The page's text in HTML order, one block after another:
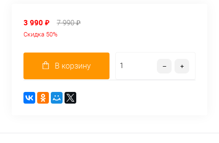
3 990 ₽ 7 990 ₽
Скидка 50%
В корзину